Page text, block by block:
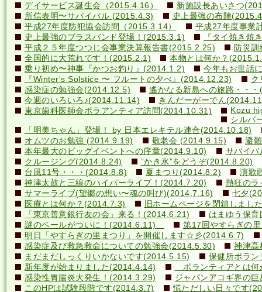
デイサービス誕生会（2015.4.16）
新施設長あいさつ
所信表明〜サバイバル (2015.4.3)
史上最強の布陣
平成27年度防犯協会訪問（2015.3.14）
平成27年度事業
史上最強のブラスバンド登場！(2015.3.1)
『タイ焼き焼
平成２５年度つつじ会事業決算報告書(2015.2.25)
防災
全国的に大荒れです！(2015.2.1)
本物とは何か？
乗り初め〜神事『かつお釣り』(2014.1.2)
今年もお世話
『Winter's Solstice 〜 フルートの夕べ』(2014.12.23)
ク
感染症の勉強会(2014.12.5)
遙かなる新島への旅路・・
今週のいろいろ♪(2014.11.14)
きんだーがーでん
東京歯科医師会ボラアンティア訪問(2014.10.31)
Kozu
シルバ
「明美ちゃん」登場！ by 日本エレキテル連合(2014.10.18)
オムツのお勉強 (2014.9.19)
敬老会 (2014.9.15)
避
本年最大のビッグイベントへの序章(2014.9.10)
サバイ
クルージング(2014.8.24)
”かき氷”をどうぞ(2014.8.20)
台風11号・・・(2014.8.8)
夏まつり(2014.8.2)
演歌
神津太鼓と三線のハイパーライブ！(2014.7.20)
熱狂の
サマーライブ(望郷の想い〜魂の叫び)(2014.7.16)
七夕
医療とは何か？(2014.7.3)
旧ホームページを閉鎖しまし
「東京善意銀行友の会」来る！(2014.6.21)
はまゆう保
謎のベールがついに！(2014.6.11)
第17回やすらぎの
明日「やすらぎの里まつり」を開催します☆彡(2014.6.7)
感染症及び救急救命についての勉強会(2014.5.30)
神津高
まだまだしっくりいかないです(2014.5.15)
保健所ボラ
新年度が始まりました(2014.4.14)
ボランティアとは
感染性胃腸炎大発生！(2014.3.29)
ジャパンアコギ界の
このHPは試験段階です(2014.3.7)
慌ただしい日々です